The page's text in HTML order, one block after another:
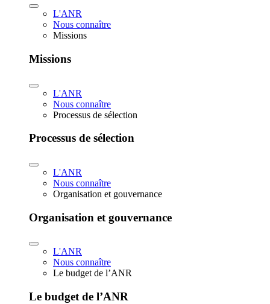
L'ANR
Nous connaître
Missions
Missions
L'ANR
Nous connaître
Processus de sélection
Processus de sélection
L'ANR
Nous connaître
Organisation et gouvernance
Organisation et gouvernance
L'ANR
Nous connaître
Le budget de l’ANR
Le budget de l’ANR